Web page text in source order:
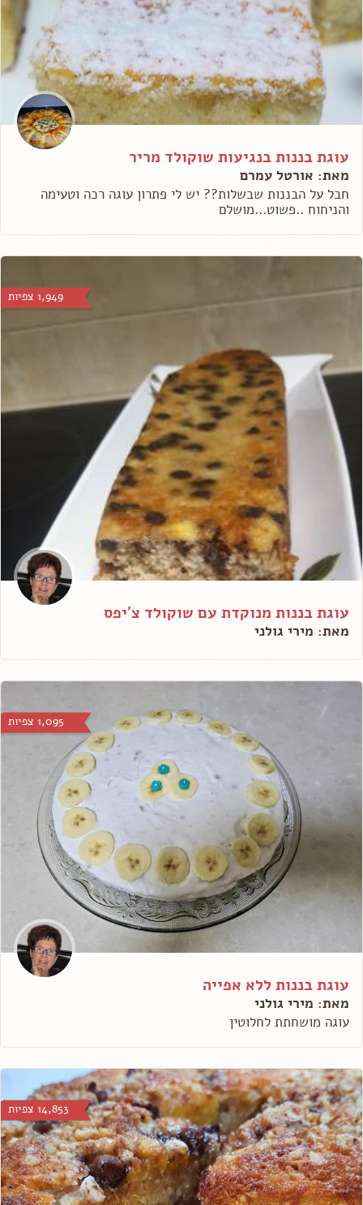
עוגת בננות בנגיעות שוקולד מריר
מאת: אורטל עמרם
חבל על הבננות שבשלות?? יש לי פתרון עוגה רכה וטעימה
והניחוח ..פשוט...מושלם
1,949 צפיות
עוגת בננות מנוקדת עם שוקולד צ'יפס
מאת: מירי גולני
1,095 צפיות
עוגת בננות ללא אפייה
מאת: מירי גולני
עוגה מושחתת לחלוטין
14,853 צפיות